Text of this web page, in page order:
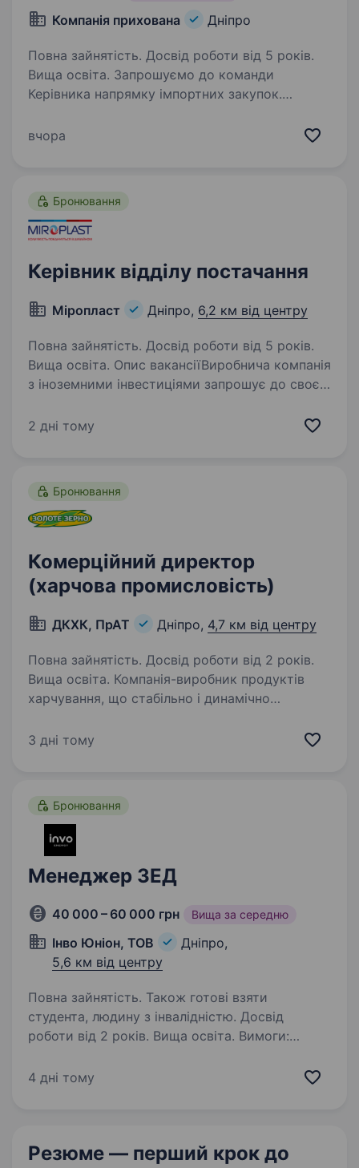
Компанія прихована Дніпро
Повна зайнятість. Досвід роботи від 5 років.
Вища освіта. Запрошуємо до команди
Керівника напрямку імпортних закупок.
Організовувати та керувати процесами
вчора
Бронювання
Керівник відділу постачання
Міропласт Дніпро, 6,2 км від центру
Повна зайнятість. Досвід роботи від 5 років.
Вища освіта. Опис вакансіїВиробнича компанія
з іноземними інвестиціями запрошує до своєї
Основні завдання: Управління процесом
2 дні тому
Бронювання
Комерційний директор
(харчова промисловість)
ДКХК, ПрАТ Дніпро, 4,7 км від центру
Повна зайнятість. Досвід роботи від 2 років.
Вища освіта. Компанія-виробник продуктів
харчування, що стабільно і динамічно
харчових концентратів, ТМ «Золоте Зерно»
3 дні тому
Бронювання
Менеджер ЗЕД
40 000 – 60 000 грн Вища за середню
Інво Юніон, ТОВ
Дніпро,
5,6 км від центру
Повна зайнятість. Також готові взяти
студента, людину з інвалідністю. Досвід
роботи від 2 років. Вища освіта. Вимоги:
процесів імпорту; Знання ІНКОТЕРМС-2020;
4 дні тому
Резюме — перший крок до